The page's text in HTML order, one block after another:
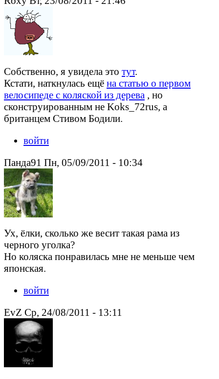
Собственно, я увидела это тут.
Кстати, наткнулась ещё на статью о первом
велосипеде с коляской из дерева , но
сконструированным не Koks_72rus, а
британцем Стивом Бодили.
войти
Панда91 Пн, 05/09/2011 - 10:34
Ух, ёлки, сколько же весит такая рама из
черного уголка?
Но коляска понравилась мне не меньше чем
японская.
войти
EvZ Ср, 24/08/2011 - 13:11